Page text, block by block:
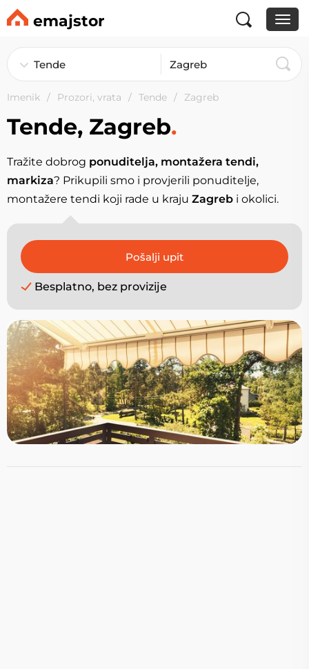
emajstor
Imenik Prozori, vrata Tende Zagreb
Tende, Zagreb.
Tražite dobrog ponuditelja, montažera tendi,
markiza? Prikupili smo i provjerili ponuditelje,
montažere tendi koji rade u kraju Zagreb i okolici.
Besplatno, bez provizije